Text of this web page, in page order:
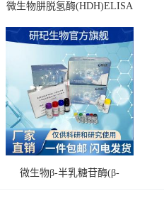
微生物肼脱氢酶(HDH)ELISA
微生物β-半乳糖苷酶(β-